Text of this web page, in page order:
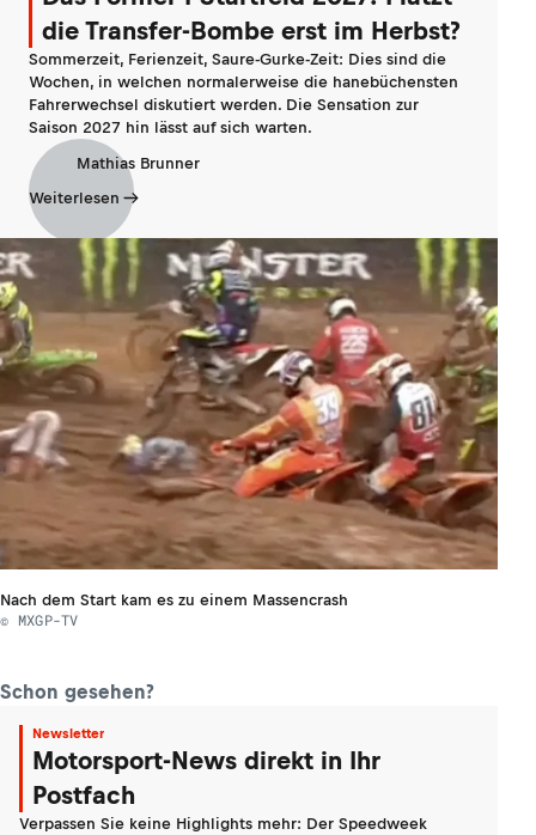
die Transfer-Bombe erst im Herbst?
Sommerzeit, Ferienzeit, Saure-Gurke-Zeit: Dies sind die
Wochen, in welchen normalerweise die hanebüchensten
Fahrerwechsel diskutiert werden. Die Sensation zur
Saison 2027 hin lässt auf sich warten.
Mathias Brunner
Weiterlesen
Nach dem Start kam es zu einem Massencrash
© MXGP-TV
Schon gesehen?
Newsletter
Motorsport-News direkt in Ihr
Postfach
Verpassen Sie keine Highlights mehr: Der Speedweek